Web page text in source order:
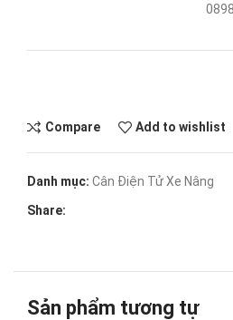
Compare Add to wishlist
Danh mục: Cân Điện Tử Xe Nâng
Share:
Sản phẩm tương tự